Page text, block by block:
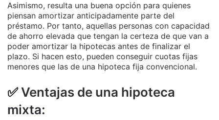
Asimismo, resulta una buena opción para quienes
piensan amortizar anticipadamente parte del
préstamo. Por tanto, aquellas personas con capacidad
de ahorro elevada que tengan la certeza de que van a
poder amortizar la hipotecas antes de finalizar el
plazo. Si hacen esto, pueden conseguir cuotas fijas
menores que las de una hipoteca fija convencional.
✅Ventajas de una hipoteca
mixta: